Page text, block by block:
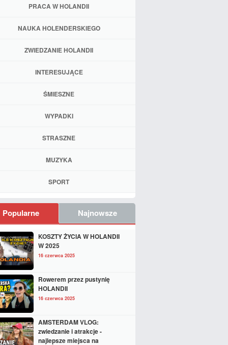
PRACA W HOLANDII
NAUKA HOLENDERSKIEGO
ZWIEDZANIE HOLANDII
INTERESUJĄCE
ŚMIESZNE
WYPADKI
STRASZNE
MUZYKA
SPORT
Popularne Najnowsze
KOSZTY ŻYCIA W HOLANDII
W 2025
16 czerwca 2025
Rowerem przez pustynię
HOLANDII
16 czerwca 2025
AMSTERDAM VLOG:
zwiedzanie i atrakcje -
najlepsze miejsca na